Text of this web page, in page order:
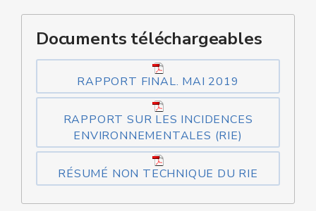
Documents téléchargeables
RAPPORT FINAL. MAI 2019
RAPPORT SUR LES INCIDENCES
ENVIRONNEMENTALES (RIE)
RÉSUMÉ NON TECHNIQUE DU RIE